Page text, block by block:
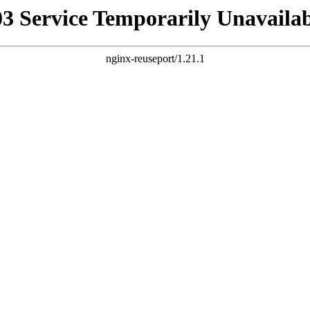
Service Temporarily
nginx-reuseport/1.21.1